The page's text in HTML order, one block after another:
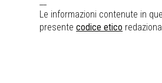
Le informazioni contenute in
presentecodice etico